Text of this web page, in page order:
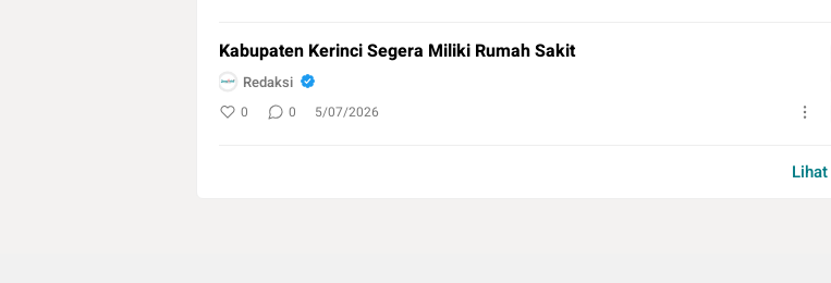
Kabupaten Kerinci Segera Miliki Rumah Sakit
Redaksi
0 0 5/07/2026